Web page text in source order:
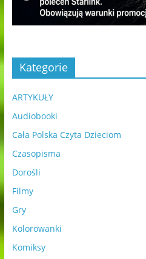
Kategorie
ARTYKUŁY
Audiobooki
Cała Polska Czyta Dzieciom
Czasopisma
Dorośli
Filmy
Gry
Kolorowanki
Komiksy